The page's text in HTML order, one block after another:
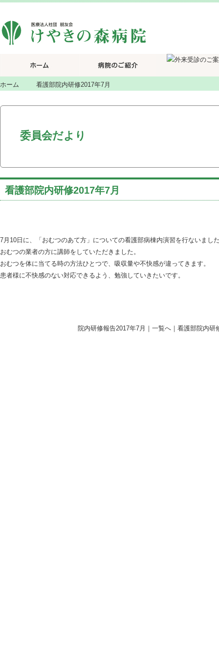
ホーム 看護部院内研修2017年7月
委員会だより
看護部院内研修2017年7月
7月10日に、「おむつのあて方」についての看護部病棟内演習を行ないまし
おむつの業者の方に講師をしていただきました。
おむつを体に当てる時の方法ひとつで、吸収量や不快感が違ってきます。
患者様に不快感のない対応できるよう、勉強していきたいです。
院内研修報告2017年7月 ｜ 一覧へ ｜ 看護部院内研